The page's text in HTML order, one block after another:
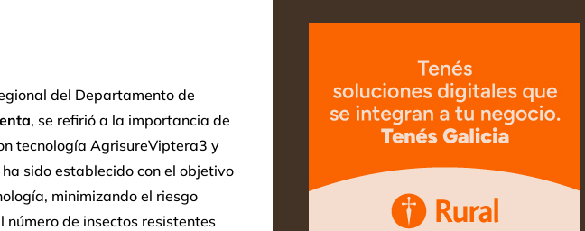
del Departamento de
, se refirió a la importancia de
tecnología AgrisureViptera3 y
sido establecido con el objetivo
minimizando el riesgo
de insectos resistentes